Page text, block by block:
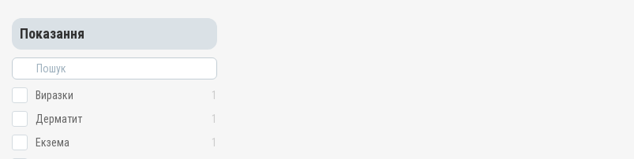
Показання
Виразки
1
Дерматит
1
Екзема
1